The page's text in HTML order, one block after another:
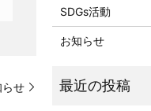
せ
SDGs活動
お知らせ